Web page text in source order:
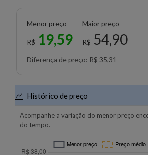
Menor preço
R$ 19,59
Maior preço
R$ 54,90
Diferença de preço: R$ 35,31
Histórico de preço
Acompanhe a variação do menor preço
do tempo.